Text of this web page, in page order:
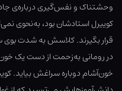
وحشتناک و نفس‌گیری درباره‌ی
کوییرل استادشان بود، به‌نحوی
قرار بگیرند. کلاسش به شدت بوی
در رومانی به‌زحمت از دست یک
خون‌آشام دوباره سراغش بیاید.